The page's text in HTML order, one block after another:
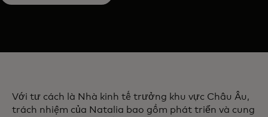
Với tư cách là Nhà kinh tế trưởng khu vực Châu Âu,
trách nhiệm của Natalia bao gồm phát triển và cung